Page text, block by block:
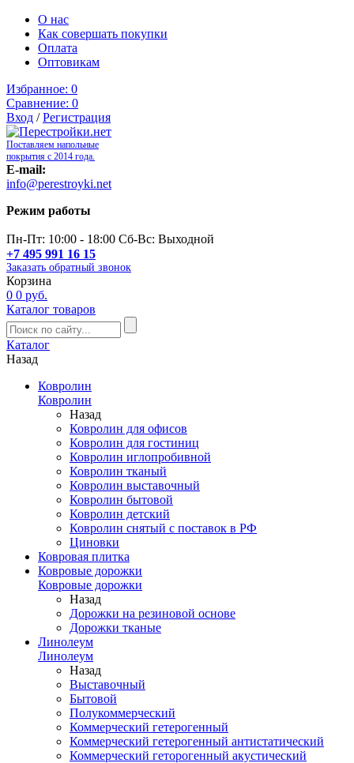
О нас
Как совершать покупки
Оплата
Оптовикам
Избранное: 0
Сравнение: 0
Вход /Регистрация
Поставляем напольные
покрытия с 2014 года.
E-mail:
info@perestroyki.net
Режим работы
Пн-Пт: 10:00 - 18:00 Сб-Вс: Выходной
+7 495 991 16 15
Заказать обратный звонок
Корзина
0 0 руб.
Каталог товаров
Каталог
Назад
Ковролин
Ковролин
Назад
Ковролин для офисов
Ковролин для гостиниц
Ковролин иглопробивной
Ковролин тканый
Ковролин выставочный
Ковролин бытовой
Ковролин детский
Ковролин снятый с поставок в РФ
Циновки
Ковровая плитка
Ковровые дорожки
Ковровые дорожки
Назад
Дорожки на резиновой основе
Дорожки тканые
Линолеум
Линолеум
Назад
Выставочный
Бытовой
Полукоммерческий
Коммерческий гетерогенный
Коммерческий гетерогенный антистатический
Коммерческий геторогенный акустический